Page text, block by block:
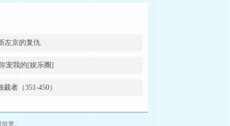
左京的复仇
宠我的[娱乐圈]
裁者（351-450）
赏。